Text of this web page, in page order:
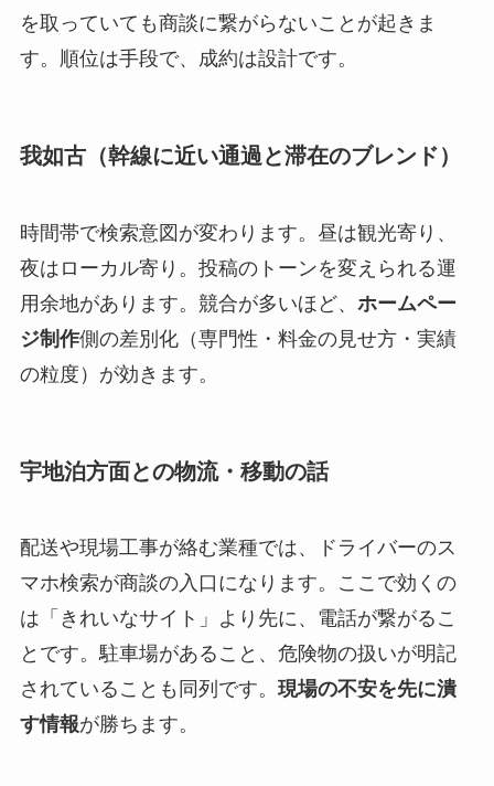
を取っていても商談に繋がらないことが起きま
す。順位は手段で、成約は設計です。
我如古（幹線に近い通過と滞在のブレンド）
時間帯で検索意図が変わります。昼は観光寄り、
夜はローカル寄り。投稿のトーンを変えられる運
用余地があります。競合が多いほど、 ホームペー
ジ制作側の差別化（専門性・料金の見せ方・実績
の粒度）が効きます。
宇地泊方面との物流・移動の話
配送や現場工事が絡む業種では、ドライバーのス
マホ検索が商談の入口になります。ここで効くの
は「きれいなサイト」より先に、電話が繋がるこ
とです。駐車場があること、危険物の扱いが明記
されていることも同列です。 現場の不安を先に潰
す情報が勝ちます。